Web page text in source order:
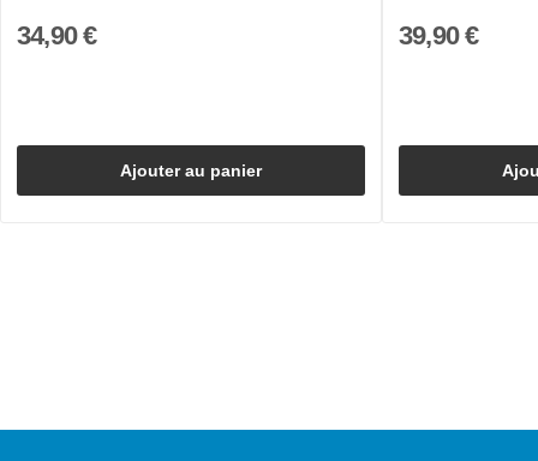
34,90 €
Ajouter au panier
39,90 €